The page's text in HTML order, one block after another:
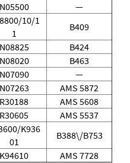
N05500
—
10/1
1
B409
N08825
B424
N08020
B463
N07090
—
N07263
AMS 5872
R30188
AMS 5608
R30605
AMS 5537
K936
01
B388\/B753
K94610 AMS 7728